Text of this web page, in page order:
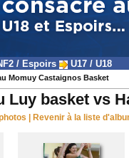
/ Espoirs U17 / U18
Momuy Castaignos Basket
Luy basket vs
Revenir à la liste